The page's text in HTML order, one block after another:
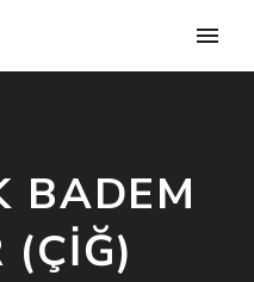
BADEM
(ÇIĞ)